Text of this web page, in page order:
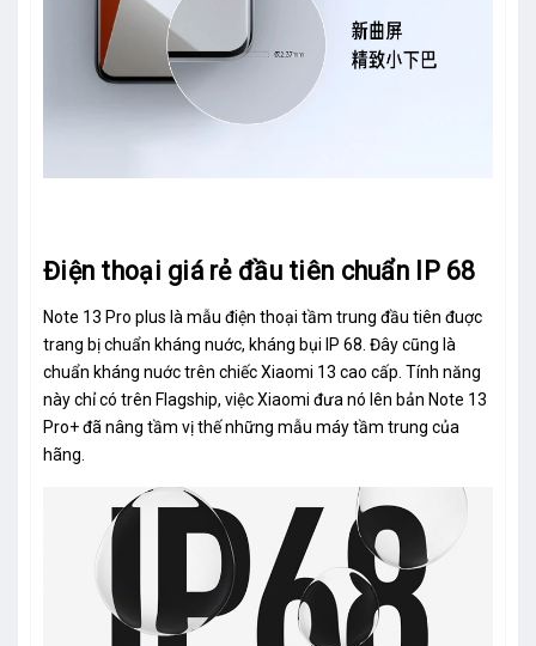
Điện thoại giá rẻ đầu tiên chuẩn IP 68
Note 13 Pro plus là mẫu điện thoại tầm trung đầu tiên đuợc
trang bị chuẩn kháng nuớc, kháng bụi IP 68. Đây cũng là
chuẩn kháng nuớc trên chiếc Xiaomi 13 cao cấp. Tính năng
này chỉ có trên Flagship, việc Xiaomi đưa nó lên bản Note 13
Pro+ đã nâng tầm vị thế những mẫu máy tầm trung của
hãng.